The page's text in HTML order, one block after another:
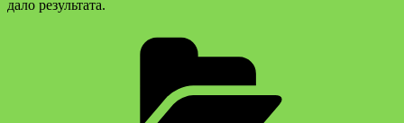
дало результата.